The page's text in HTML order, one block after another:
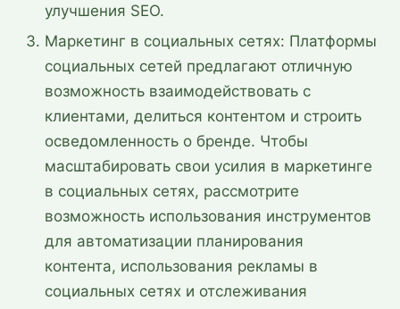
улучшения SEO.
Маркетинг в социальных сетях: Платформы
социальных сетей предлагают отличную
возможность взаимодействовать с
клиентами, делиться контентом и строить
осведомленность о бренде. Чтобы
масштабировать свои усилия в маркетинге
в социальных сетях, рассмотрите
возможность использования инструментов
для автоматизации планирования
контента, использования рекламы в
социальных сетях и отслеживания